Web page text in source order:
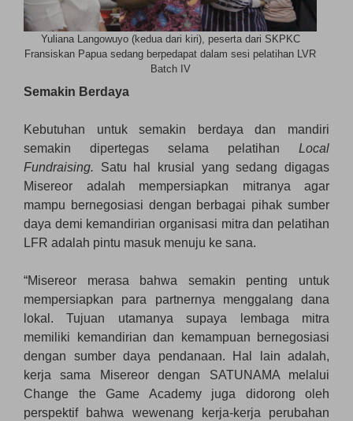
Yuliana Langowuyo (kedua dari kiri), peserta dari SKPKC
Fransiskan Papua sedang berpedapat dalam sesi pelatihan LVR
Batch IV
Semakin Berdaya
Kebutuhan untuk semakin berdaya dan mandiri
semakin dipertegas selama pelatihan Local
Fundraising. Satu hal krusial yang sedang digagas
Misereor adalah mempersiapkan mitranya agar
mampu bernegosiasi dengan berbagai pihak sumber
daya demi kemandirian organisasi mitra dan pelatihan
LFR adalah pintu masuk menuju ke sana.
“Misereor merasa bahwa semakin penting untuk
mempersiapkan para partnernya menggalang dana
lokal. Tujuan utamanya supaya lembaga mitra
memiliki kemandirian dan kemampuan bernegosiasi
dengan sumber daya pendanaan. Hal lain adalah,
kerja sama Misereor dengan SATUNAMA melalui
Change the Game Academy juga didorong oleh
perspektif bahwa wewenang kerja-kerja perubahan